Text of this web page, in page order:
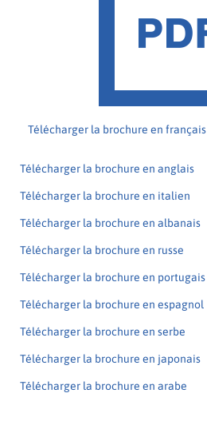
Télécharger la brochure en français
Télécharger la brochure en anglais
Télécharger la brochure en italien
Télécharger la brochure en albanais
Télécharger la brochure en russe
Télécharger la brochure en portugais
Télécharger la brochure en espagnol
Télécharger la brochure en serbe
Télécharger la brochure en japonais
Télécharger la brochure en arabe